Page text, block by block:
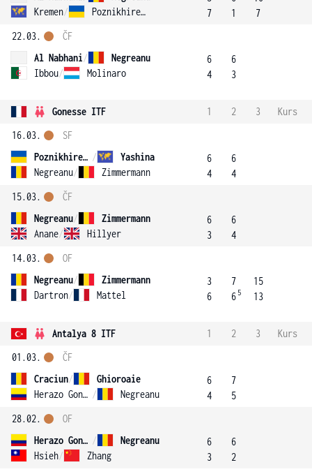
Kremen/ Poznikhirenko
7
1
7
22.03.
Al Nabhani/
Negreanu
Ibbou/ Molinaro
ČF
6
4
6
3
Gonesse ITF 1 2 3
Kurs
16.03.
Poznikhirenko /
Yashina
Negreanu/ Zimmermann
SF
6
4
6
4
15.03.
Negreanu/
Zimmermann
Anane/ Hillyer
ČF
6
3
6
4
14.03.
Negreanu/
Zimmermann
Dartron/ Mattel
OF
3
6
7
6 5
15
13
Antalya 8 ITF 1 2 3
Kurs
01.03.
Craciun/
Ghioroaie
Herazo Gonzalez / Negreanu
ČF
6
4
7
5
28.02.
Herazo Gonzalez /
Negreanu
Hsieh/ Zhang
OF
6
3
6
2